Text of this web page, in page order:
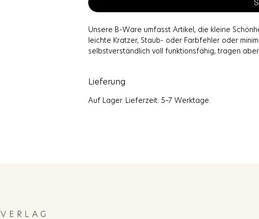
Unsere B-Ware umfasst Artikel, die kleine
leichte Kratzer, Staub- oder Farbfehler oder
selbstverständlich voll funktionsfähig, tragen
Überraschung, denn die Art der Macken ist
Lieferung
Auf Lager. Lieferzeit: 5–7 Werktage.
VERLAG